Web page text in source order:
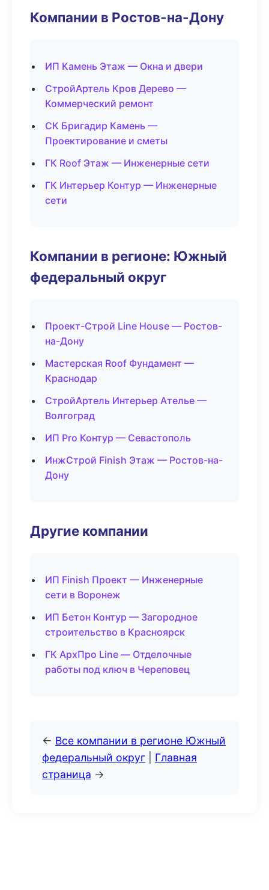
Компании в Ростов-на-Дону
ИП Камень Этаж — Окна и двери
СтройАртель Кров Дерево —
Коммерческий ремонт
СК Бригадир Камень —
Проектирование и сметы
ГК Roof Этаж — Инженерные сети
ГК Интерьер Контур — Инженерные
сети
Компании в регионе: Южный
федеральный округ
Проект-Строй Line House — Ростов-
на-Дону
Мастерская Roof Фундамент —
Краснодар
СтройАртель Интерьер Ателье —
Волгоград
ИП Pro Контур — Севастополь
ИнжСтрой Finish Этаж — Ростов-на-
Дону
Другие компании
ИП Finish Проект — Инженерные
сети в Воронеж
ИП Бетон Контур — Загородное
строительство в Красноярск
ГК АрхПро Line — Отделочные
работы под ключ в Череповец
← Все компании в регионе Южный
федеральный округ
Главная
страница →